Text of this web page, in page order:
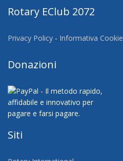
Rotary EClub 2072
Privacy Policy - Informativa Cookie
Donazioni
Siti